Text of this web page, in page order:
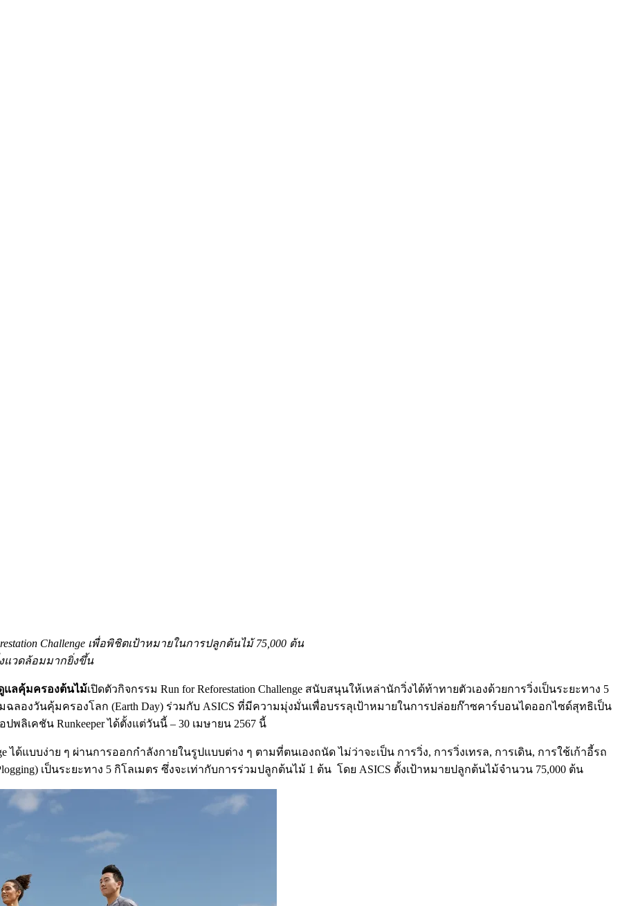
Challenge เพื่อพิชิตเป้าหมายในการปลูกต้นไม้ 75,000 ต้น
แวดล้อมมากยิ่งขึ้น
แลคุ้มครองต้นไม้เปิดตัวกิจกรรม Run for Reforestation Challenge สนับสนุนให้เหล่านักวิ่งได้ท้าทายตัวเองด้วยการวิ่งเป็นระยะทาง 5
ลองวันคุ้มครองโลก (Earth Day) ร่วมกับ ASICS ที่มีความมุ่งมั่นเพื่อบรรลุเป้าหมายในการปล่อยก๊าซคาร์บอนไดออกไซด์สุทธิเป็น
พลิเคชัน Runkeeper ได้ตั้งแต่วันนี้ – 30 เมษายน 2567 นี้
ได้แบบง่าย ๆ ผ่านการออกกำลังกายในรูปแบบต่าง ๆ ตามที่ตนเองถนัด ไม่ว่าจะเป็น การวิ่ง, การวิ่งเทรล, การเดิน, การใช้เก้าอี้รถ
เป็นระยะทาง 5 กิโลเมตร ซึ่งจะเท่ากับการร่วมปลูกต้นไม้ 1 ต้น โดย ASICS ตั้งเป้าหมายปลูกต้นไม้จำนวน 75,000 ต้น